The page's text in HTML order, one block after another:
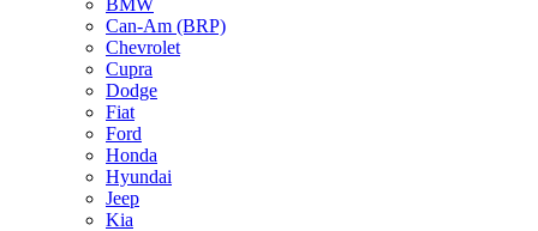
Can-Am (BRP)
Chevrolet
Cupra
Dodge
Fiat
Ford
Honda
Hyundai
Jeep
Kia